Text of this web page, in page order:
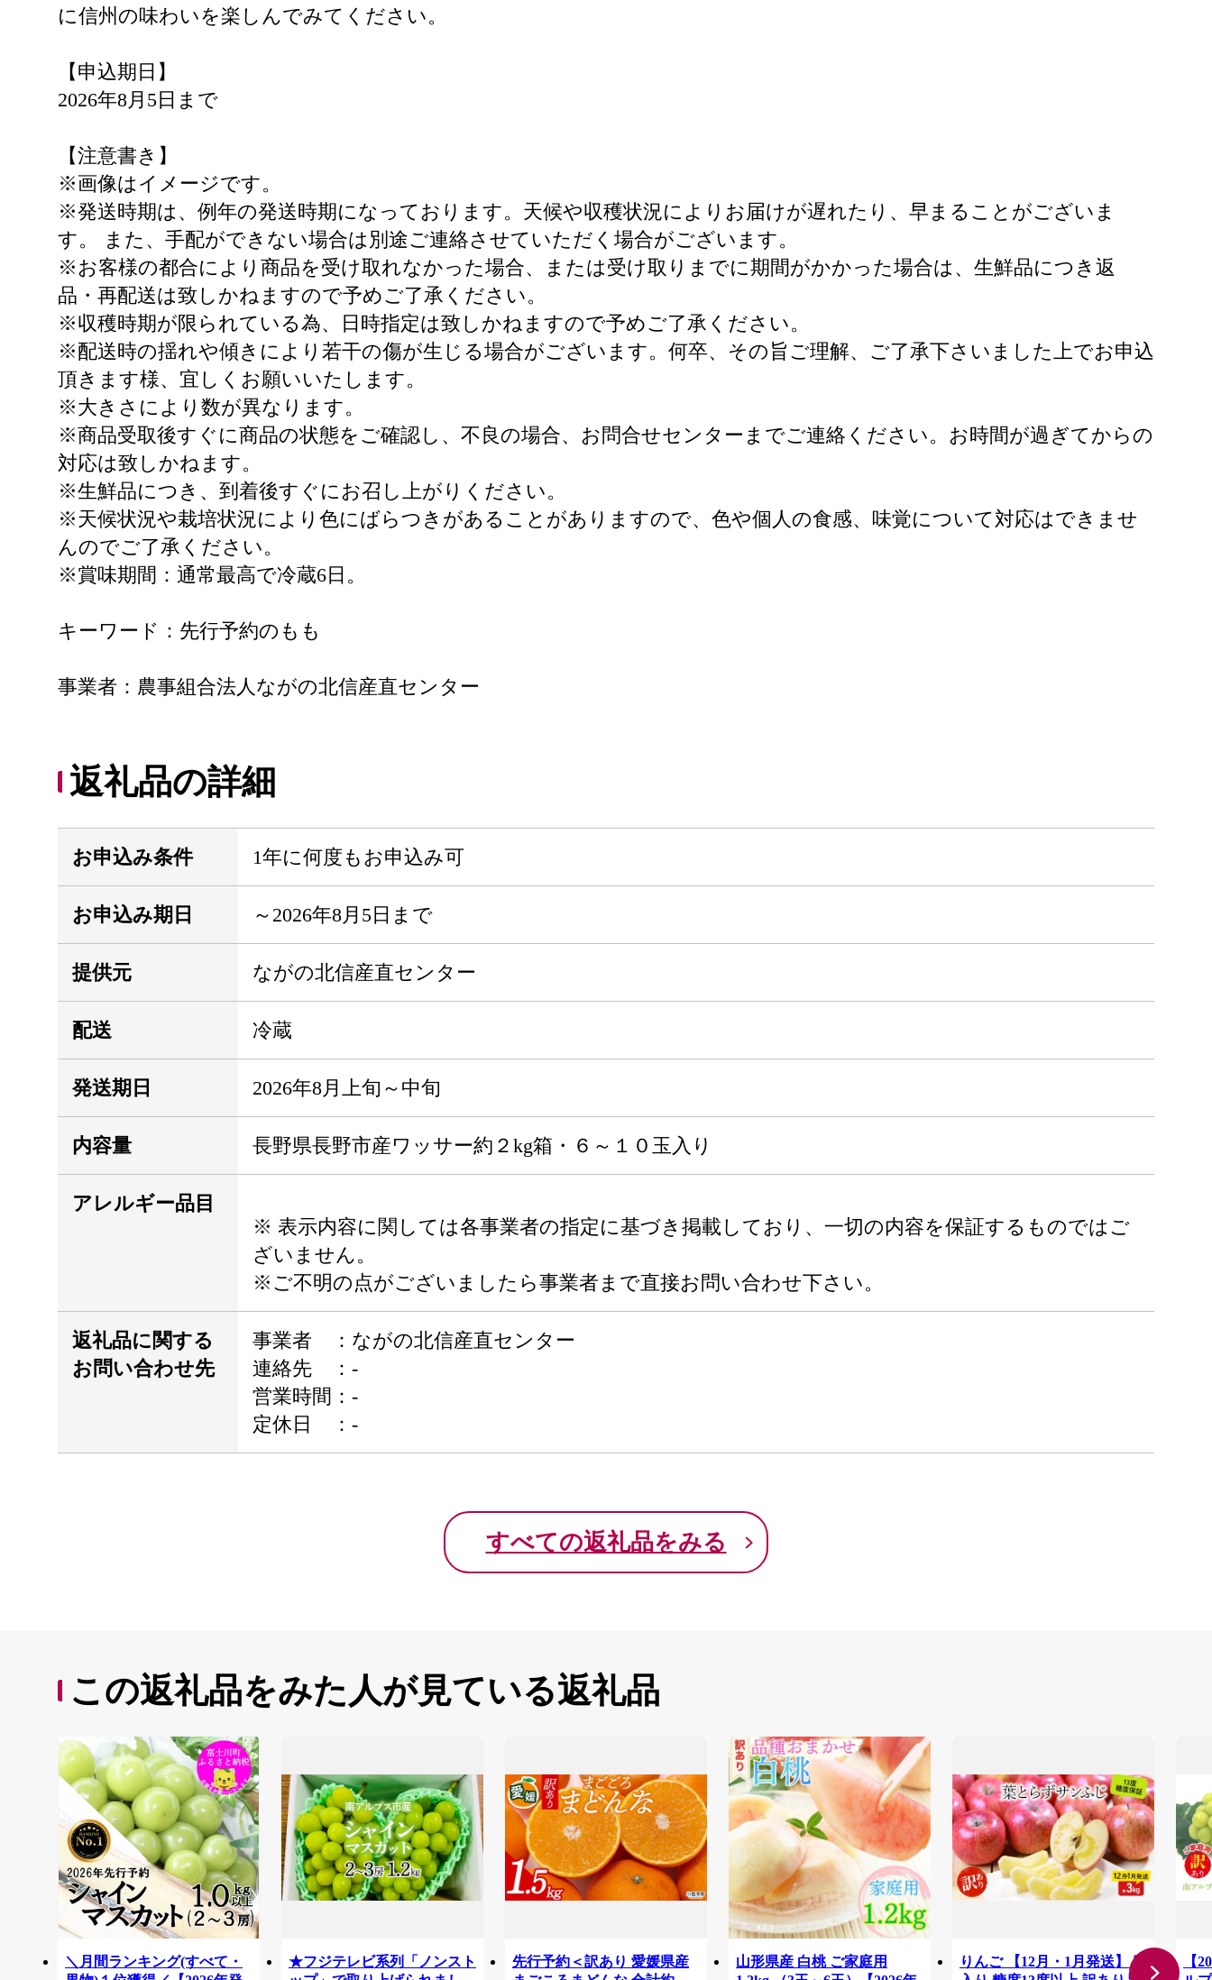
に信州の味わいを楽しんでみてください。
【申込期日】
2026年8月5日まで
【注意書き】
※画像はイメージです。
※発送時期は、例年の発送時期になっております。天候や収穫状況によりお届けが遅れたり、早まることがございま
す。 また、手配ができない場合は別途ご連絡させていただく場合がございます。
※お客様の都合により商品を受け取れなかった場合、または受け取りまでに期間がかかった場合は、生鮮品につき返
品・再配送は致しかねますので予めご了承ください。
※収穫時期が限られている為、日時指定は致しかねますので予めご了承ください。
※配送時の揺れや傾きにより若干の傷が生じる場合がございます。何卒、その旨ご理解、ご了承下さいました上でお申込
頂きます様、宜しくお願いいたします。
※大きさにより数が異なります。
※商品受取後すぐに商品の状態をご確認し、不良の場合、お問合せセンターまでご連絡ください。お時間が過ぎてからの
対応は致しかねます。
※生鮮品につき、到着後すぐにお召し上がりください。
※天候状況や栽培状況により色にばらつきがあることがありますので、色や個人の食感、味覚について対応はできませ
んのでご了承ください。
※賞味期間：通常最高で冷蔵6日。
キーワード：先行予約のもも
事業者：農事組合法人ながの北信産直センター
返礼品の詳細
お申込み条件 1年に何度もお申込み可
お申込み期日 ～2026年8月5日まで
提供元 ながの北信産直センター
配送 冷蔵
発送期日 2026年8月上旬～中旬
内容量 長野県長野市産ワッサー約２kg箱・６～１０玉入り
アレルギー品目
※ 表示内容に関しては各事業者の指定に基づき掲載しており、一切の内容を保証するものではご
ざいません。
※ご不明の点がございましたら事業者まで直接お問い合わせ下さい。
返礼品に関する
お問い合わせ先
事業者 ：ながの北信産直センター
連絡先 ：-
営業時間：-
定休日 ：-
すべての返礼品をみる
この返礼品をみた人が見ている返礼品
＼月間ランキング(すべて・
★フジテレビ系列「ノンスト
先行予約＜訳あり 愛媛県産
山形県産 白桃 ご家庭用
りんご 【12月・1月発送】 蜜
【